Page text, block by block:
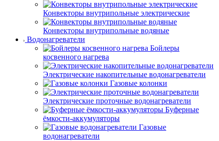
Конвекторы внутрипольные электрические
Конвекторы внутрипольные водяные
Водонагреватели
Бойлеры
косвенного нагрева
Электрические накопительные водонагреватели
Газовые колонки
Электрические проточные водонагреватели
Буферные
ёмкости-аккумуляторы
Газовые
водонагреватели